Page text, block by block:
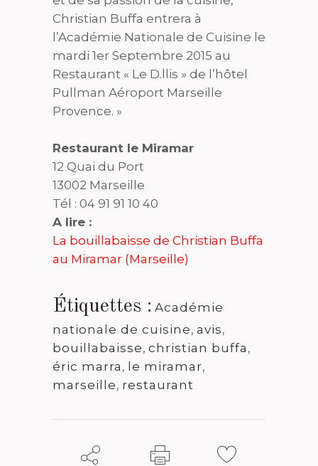
Christian Buffa entrera à
l’Académie Nationale de Cuisine le
mardi 1er Septembre 2015 au
Restaurant « Le D.llis » de l’hôtel
Pullman Aéroport Marseille
Provence. »
Restaurant le Miramar
12 Quai du Port
13002 Marseille
Tél : 04 91 91 10 40
A lire :
La bouillabaisse de Christian Buffa
au Miramar (Marseille)
Étiquettes : Académie
nationale de cuisine, avis,
bouillabaisse, christian buffa ,
éric marra , le miramar,
marseille, restaurant